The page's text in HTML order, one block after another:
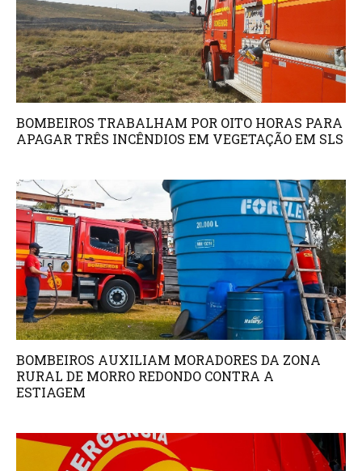
BOMBEIROS TRABALHAM POR OITO HORAS PARA
APAGAR TRÊS INCÊNDIOS EM VEGETAÇÃO EM SLS
BOMBEIROS AUXILIAM MORADORES DA ZONA
RURAL DE MORRO REDONDO CONTRA A
ESTIAGEM